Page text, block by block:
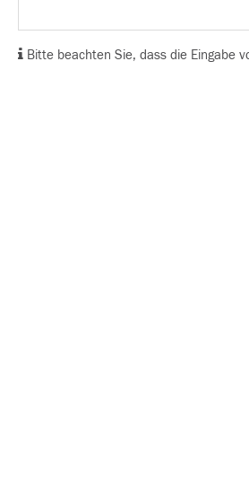
Bitte beachten Sie, dass die Eingabe